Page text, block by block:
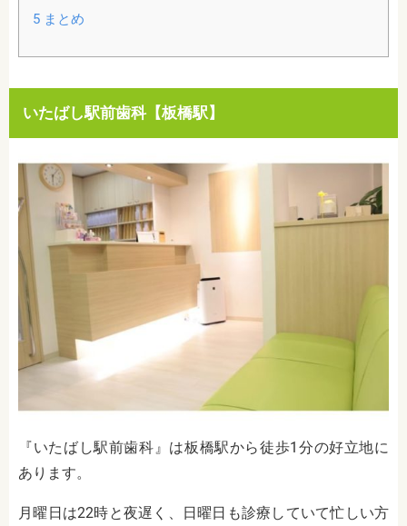
5まとめ
いたばし駅前歯科【板橋駅】
『いたばし駅前歯科』は板橋駅から徒歩1分の好立地に
あります。
月曜日は22時と夜遅く、日曜日も診療していて忙しい方